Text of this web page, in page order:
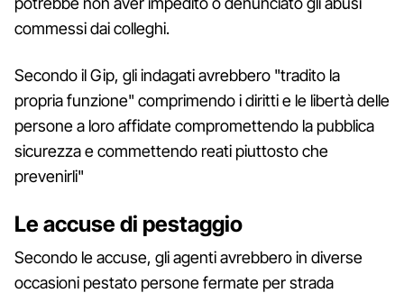
commessi dai colleghi.
Secondo il Gip, gli indagati avrebbero "tradito la
propria funzione" comprimendo i diritti e le libertà delle
persone a loro affidate compromettendo la pubblica
sicurezza e commettendo reati piuttosto che
prevenirli"
Le accuse di pestaggio
Secondo le accuse, gli agenti avrebbero in diverse
occasioni pestato persone fermate per strada